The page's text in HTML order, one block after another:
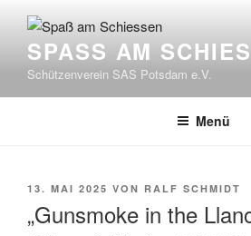
Inhalt
springenSPASS AM
Schützenverein SAS Potsdam e.V.
Menü
VERÖFFENTLICHT
13. MAI 2025 VON RALF SCHMIDT
„Gunsmoke in the